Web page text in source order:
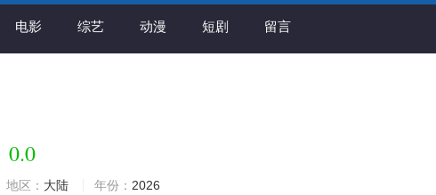
电影 综艺 动漫 短剧 留言
0.0
地区： 大陆 年份： 2026